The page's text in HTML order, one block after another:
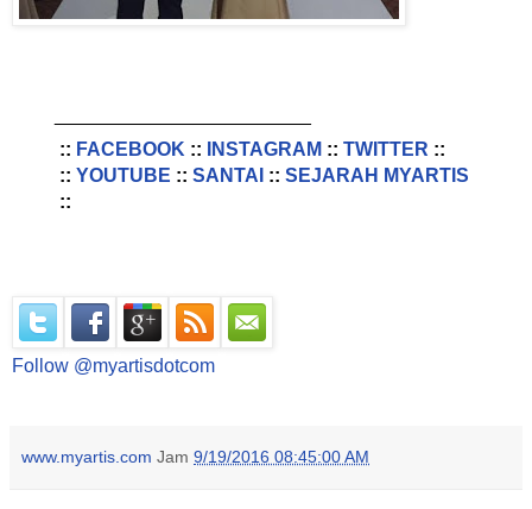
:: FACEBOOK :: INSTAGRAM :: TWITTER ::
:: YOUTUBE :: SANTAI :: SEJARAH MYARTIS
::
Follow @myartisdotcom
www.myartis.com Jam 9/19/2016 08:45:00 AM